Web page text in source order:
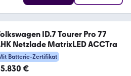
ID.7 Tourer Pro 77
Netzlade MatrixLED ACCTra
Batterie-Zertifikat
€